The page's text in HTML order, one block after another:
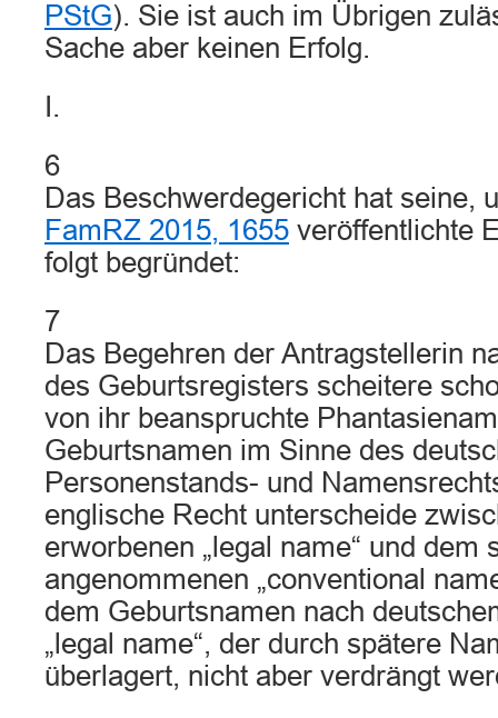
PStG). Sie ist auch im Übrigen
Sache aber keinen Erfolg.
I.
6
Das Beschwerdegericht hat seine,
FamRZ 2015, 1655 veröffentlichte
folgt begründet:
7
Das Begehren der Antragstellerin
des Geburtsregisters scheitere
von ihr beanspruchte
Geburtsnamen im Sinne des
Personenstands- und
englische Recht unterscheide
erworbenen „legal name“ und dem
angenommenen „conventional
dem Geburtsnamen nach
„legal name“, der durch spätere
überlagert, nicht aber verdrängt